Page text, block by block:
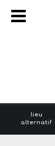
lieu
alternatif